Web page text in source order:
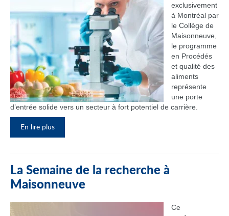
exclusivement
à Montréal par
le Collège de
Maisonneuve,
le programme
en Procédés
et qualité des
aliments
représente
une porte
d’entrée solide vers un secteur à fort potentiel de carrière.
En lire plus
La Semaine de la recherche à
Maisonneuve
Ce